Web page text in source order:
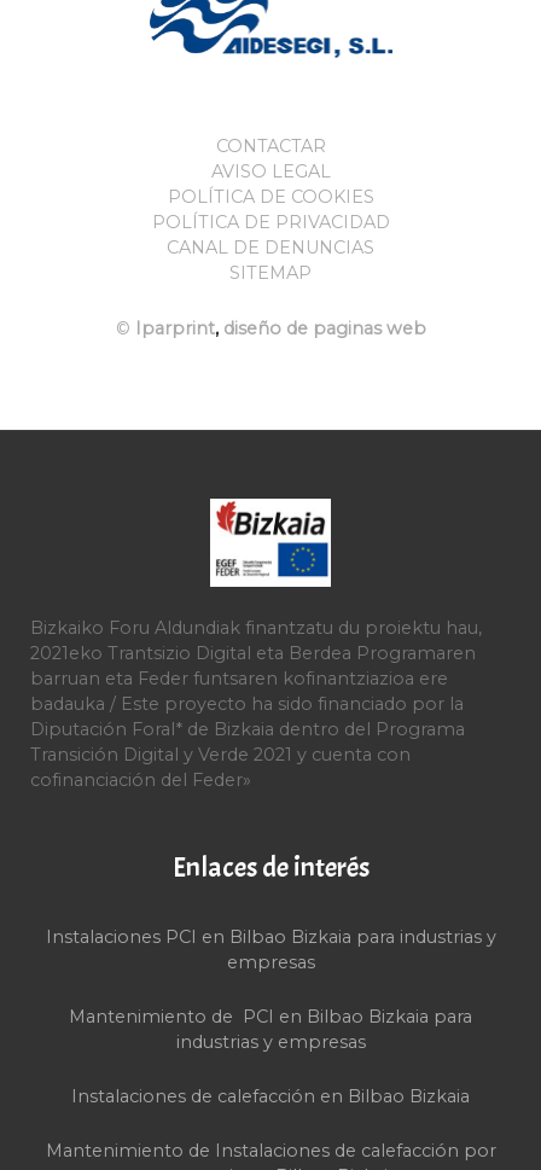
CONTACTAR
AVISO LEGAL
POLÍTICA DE COOKIES
POLÍTICA DE PRIVACIDAD
CANAL DE DENUNCIAS
SITEMAP
© Iparprint, diseño de paginas web
Bizkaiko Foru Aldundiak finantzatu du proiektu hau,
2021eko Trantsizio Digital eta Berdea Programaren
barruan eta Feder funtsaren kofinantziazioa ere
badauka / Este proyecto ha sido financiado por la
Diputación Foral* de Bizkaia dentro del Programa
Transición Digital y Verde 2021 y cuenta con
cofinanciación del Feder»
Enlaces de interés
Instalaciones PCI en Bilbao Bizkaia para industrias y
empresas
Mantenimiento de PCI en Bilbao Bizkaia para
industrias y empresas
Instalaciones de calefacción en Bilbao Bizkaia
Mantenimiento de Instalaciones de calefacción por